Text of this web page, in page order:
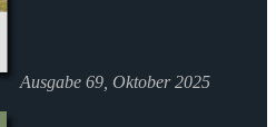
Ausgabe 69, Oktober 2025